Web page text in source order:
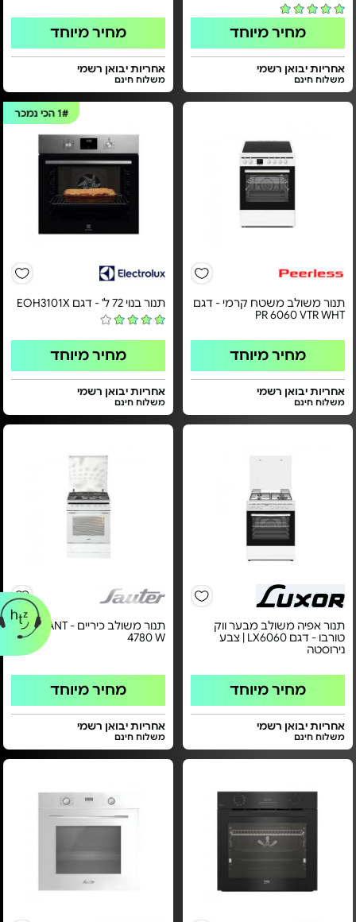
מחיר מיוחד
אחריות יבואן רשמי
משלוח חינם
מחיר מיוחד
אחריות יבואן רשמי
משלוח חינם
תנור משולב משטח קרמי - דגם
PR 6060 VTR WHT
מחיר מיוחד
אחריות יבואן רשמי
משלוח חינם
1#הכי נמכר
תנור בנוי 72 ל' - דגם EOH3101X
מחיר מיוחד
אחריות יבואן רשמי
משלוח חינם
תנור אפיה משולב מבער ווק
טורבו - דגם LX6060 | צבע
נירוסטה
מחיר מיוחד
אחריות יבואן רשמי
משלוח חינם
תנור משולב כיריים - ELEGANT
4780 W
מחיר מיוחד
אחריות יבואן רשמי
משלוח חינם